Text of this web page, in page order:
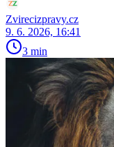
Zvirecizpravy.cz
9. 6. 2026, 16:41
3 min